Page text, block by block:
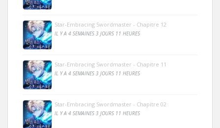
Star-Embracing Swordmaster - Chapitre 12
IL Y A 4 SEMAINES 3 JOURS 11 HEURES
Star-Embracing Swordmaster - Chapitre 11
IL Y A 4 SEMAINES 3 JOURS 11 HEURES
Star-Embracing Swordmaster - Chapitre 02
IL Y A 4 SEMAINES 3 JOURS 11 HEURES